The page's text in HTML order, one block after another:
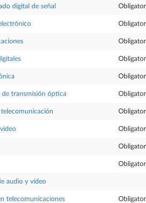
digital de señal
de transmisión óptica
audio y vídeo
telecomunicaciones